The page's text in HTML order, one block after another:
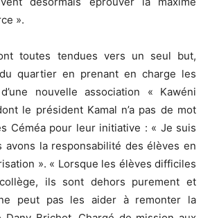
».
toutes tendues vers un seul but,
du quartier en prenant en charge les
nouvelle association « Kawéni
le président Kamal n’a pas de mot
Céméa pour leur initiative : « Je suis
avons la responsabilité des élèves en
». « Lorsque les élèves difficiles
ils sont dehors purement et
peut pas les aider à remonter la